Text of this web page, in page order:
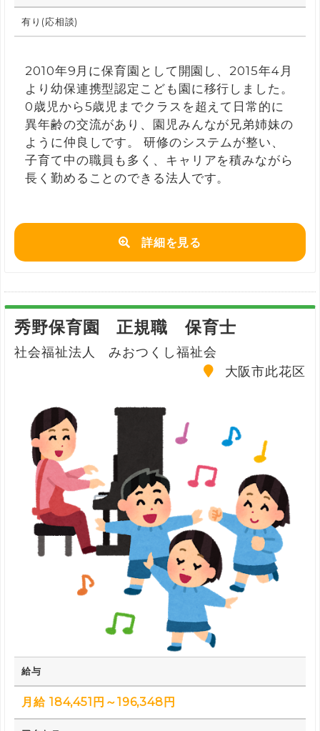
有り(応相談)
2010年9月に保育園として開園し、2015年4月
より幼保連携型認定こども園に移行しました。
0歳児から5歳児までクラスを超えて日常的に
異年齢の交流があり、園児みんなが兄弟姉妹の
ように仲良しです。 研修のシステムが整い、
子育て中の職員も多く、キャリアを積みながら
長く勤めることのできる法人です。
詳細を見る
秀野保育園 正規職 保育士
社会福祉法人 みおつくし福祉会
大阪市此花区
給与
月給 184,451円～196,348円